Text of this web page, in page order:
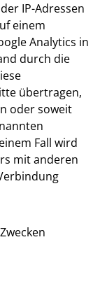
IP-Adressen
einem
Analytics in
durch die
übertragen,
oder soweit
Fall wird
mit anderen